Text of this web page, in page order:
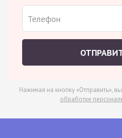
Нажимая на кнопку «Отправить»,
обработке